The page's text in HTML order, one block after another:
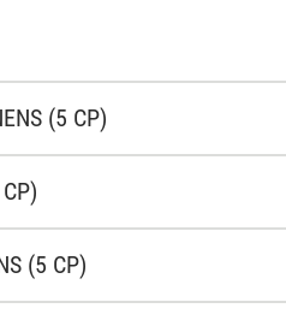
(5 CP)
(5 CP)